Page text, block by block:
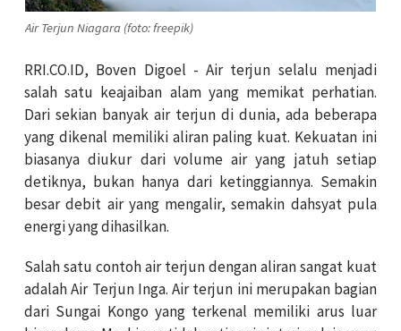
Air Terjun Niagara (foto: freepik)
RRI.CO.ID, Boven Digoel - Air terjun selalu menjadi
salah satu keajaiban alam yang memikat perhatian.
Dari sekian banyak air terjun di dunia, ada beberapa
yang dikenal memiliki aliran paling kuat. Kekuatan ini
biasanya diukur dari volume air yang jatuh setiap
detiknya, bukan hanya dari ketinggiannya. Semakin
besar debit air yang mengalir, semakin dahsyat pula
energi yang dihasilkan.
Salah satu contoh air terjun dengan aliran sangat kuat
adalahAir Terjun Inga. Air terjun ini merupakan bagian
dari Sungai Kongo yang terkenal memiliki arus luar